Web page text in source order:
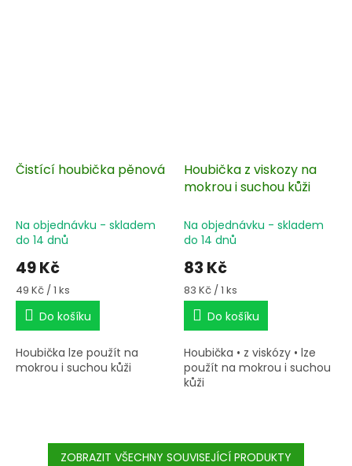
Čistící houbička pěnová
Na objednávku - skladem
do 14 dnů
49 Kč
Měrná
cena:
49 Kč / 1 ks
Do košíku
Houbička lze použít na
mokrou i suchou kůži
Houbička z viskozy na
mokrou i suchou kůži
Na objednávku - skladem
do 14 dnů
83 Kč
Měrná
cena:
83 Kč / 1 ks
Do košíku
Houbička • z viskózy • lze
použít na mokrou i suchou
kůži
ZOBRAZIT VŠECHNY SOUVISEJÍCÍ PRODUKTY